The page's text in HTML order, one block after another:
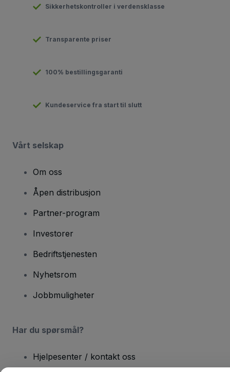
Sikkerhetskontroller i verdensklasse
Transparente priser
100% bestillingsgaranti
Kundeservice fra start til slutt
Vårt selskap
Om oss
Åpen distribusjon
Partner-program
Investorer
Bedriftstjenesten
Nyhetsrom
Jobbmuligheter
Har du spørsmål?
Hjelpesenter / kontakt oss